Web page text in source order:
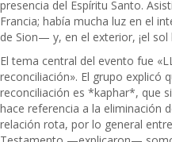
presencia del Espíritu Santo.
Francia; había mucha luz en el
de Sion— y, en el exterior, ¡el
El tema central del evento fue
reconciliación». El grupo explicó
reconciliación es *kaphar*, que
hace referencia a la eliminación
relación rota, por lo general